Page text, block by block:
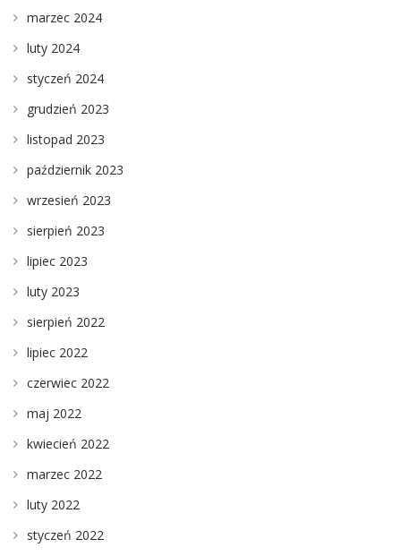
marzec 2024
luty 2024
styczeń 2024
grudzień 2023
listopad 2023
październik 2023
wrzesień 2023
sierpień 2023
lipiec 2023
luty 2023
sierpień 2022
lipiec 2022
czerwiec 2022
maj 2022
kwiecień 2022
marzec 2022
luty 2022
styczeń 2022